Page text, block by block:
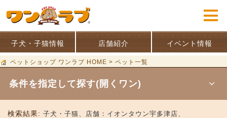
子犬・子猫情報 店舗紹介 イベント情報
ペットショップ ワンラブ HOME > ペット一覧
条件を指定して探す(開くワン)
検索結果: 子犬・子猫、 店舗： イオンタウン宇多津店、